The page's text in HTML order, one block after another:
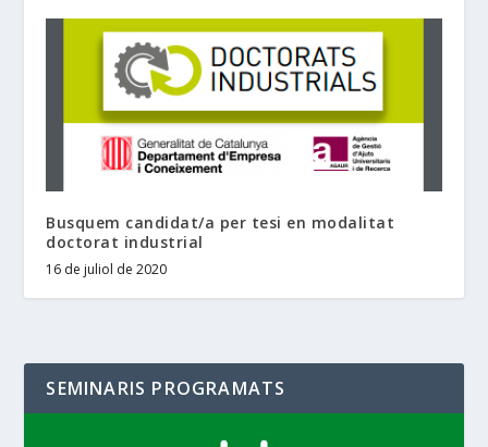
Busquem candidat/a per tesi en modalitat
doctorat industrial
16 de juliol de 2020
SEMINARIS PROGRAMATS